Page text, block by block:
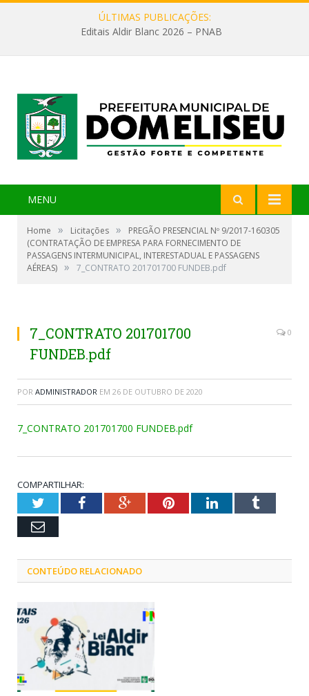
ÚLTIMAS PUBLICAÇÕES:
Editais Aldir Blanc 2026 – PNAB
MENU
Home » Licitações »
PREGÃO PRESENCIAL Nº 9/2017-160305
(CONTRATAÇÃO DE EMPRESA PARA FORNECIMENTO DE
PASSAGENS INTERMUNICIPAL, INTERESTADUAL E PASSAGENS
AÉREAS) » 7_CONTRATO 201701700 FUNDEB.pdf
7_CONTRATO 201701700
FUNDEB.pdf
0
POR ADMINISTRADOR EM 26 DE OUTUBRO DE 2020
7_CONTRATO 201701700 FUNDEB.pdf
COMPARTILHAR:
TwitterFacebookGoogle+PinterestLinkedInTumblr
Email
CONTEÚDO RELACIONADO